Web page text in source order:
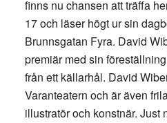
finns nu chansen att träffa
17 och läser högt ur sin
Brunnsgatan Fyra. David
premiär med sin
från ett källarhål. David
Varanteatern och är även
illustratör och konstnär. Just